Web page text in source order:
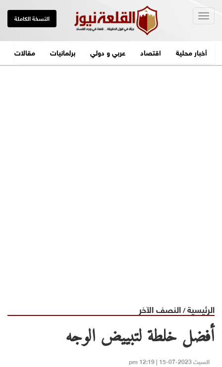
النسخة الكاملة
أخبار محلية اقتصاد عربي و دولي برلمانيات مقالات
الرئيسية/النصف الآخر
أفضل خلطة لتبييض الوجه
السبت 2023-07-15 | 12:19 pm